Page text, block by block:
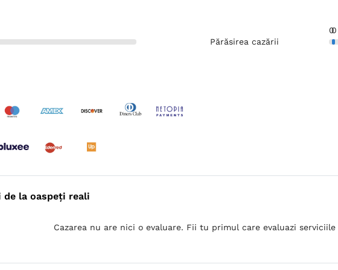
Părăsirea cazării
00
de la oaspeți reali
Cazarea nu are nici o evaluare. Fii tu primul care evaluazi serviciile